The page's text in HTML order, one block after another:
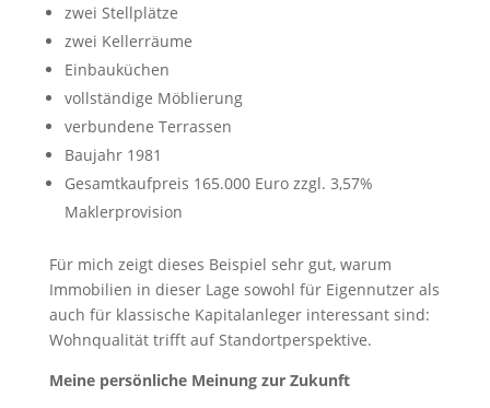
zwei Stellplätze
zwei Kellerräume
Einbauküchen
vollständige Möblierung
verbundene Terrassen
Baujahr 1981
Gesamtkaufpreis 165.000 Euro zzgl. 3,57%
Maklerprovision
Für mich zeigt dieses Beispiel sehr gut, warum
Immobilien in dieser Lage sowohl für Eigennutzer als
auch für klassische Kapitalanleger interessant sind:
Wohnqualität trifft auf Standortperspektive.
Meine persönliche Meinung zur Zukunft